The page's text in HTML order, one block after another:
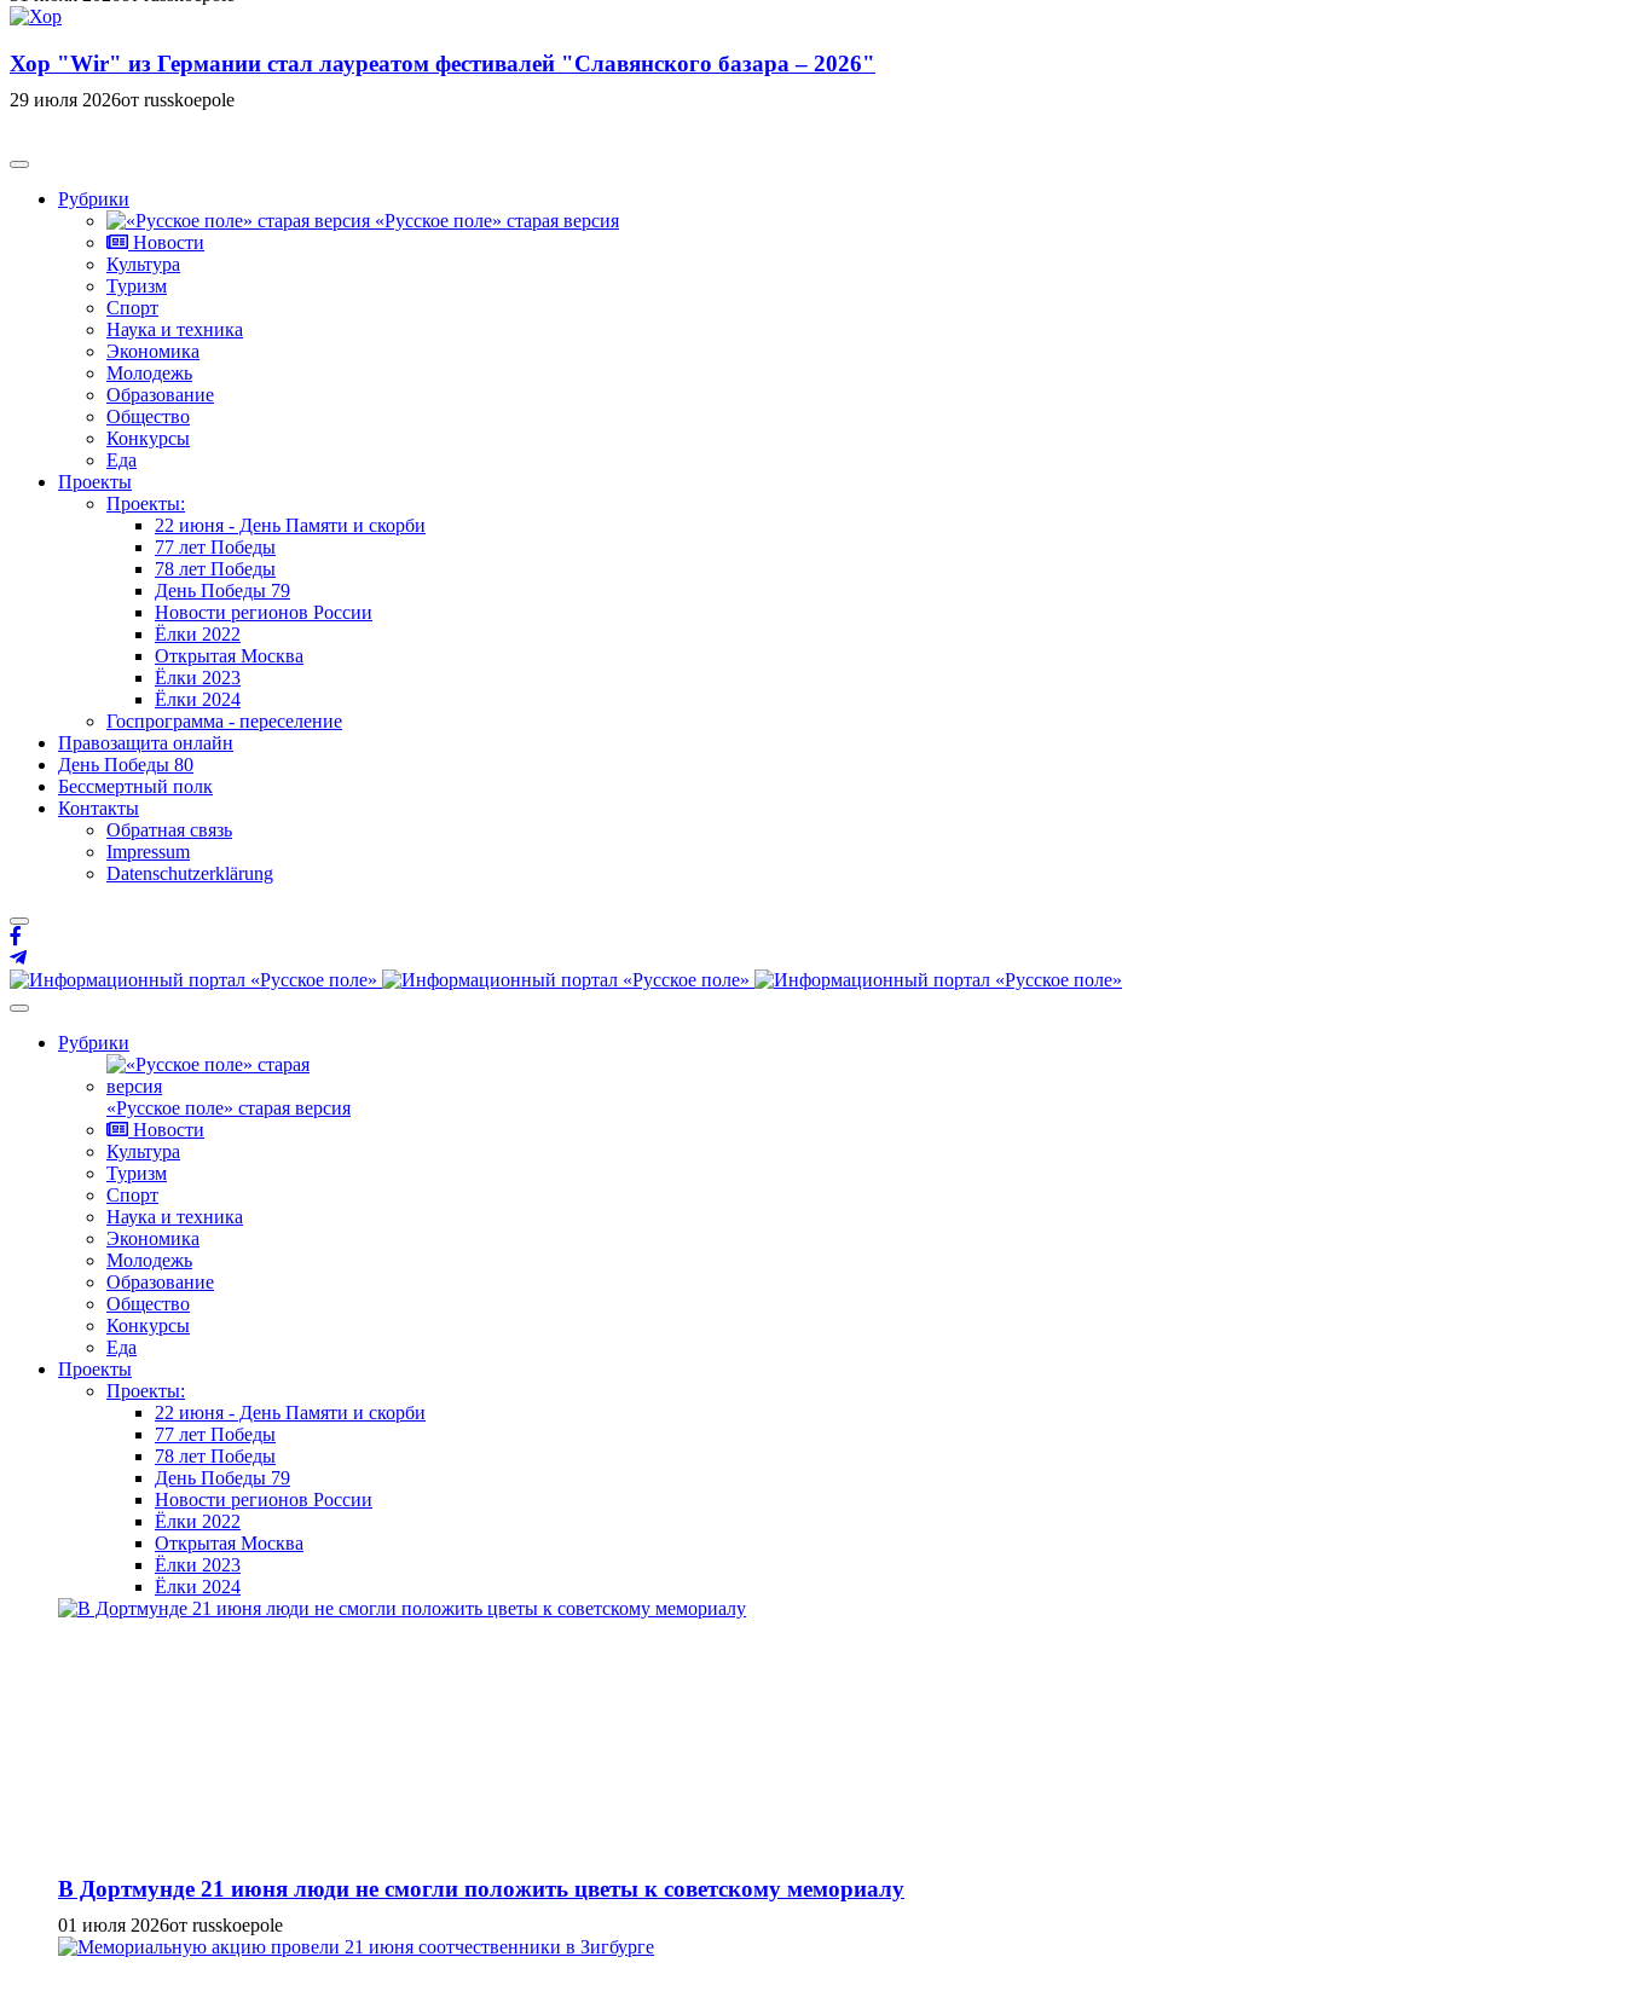
Хор "Wir" из Германии стал лауреатом фестивалей "Славянского базара – 2026"
29 июля 2026от russkoepole
Рубрики
«Русское поле» старая версия
Новости
Культура
Туризм
Спорт
Наука и техника
Экономика
Молодежь
Образование
Общество
Конкурсы
Еда
Проекты
Проекты:
22 июня - День Памяти и скорби
77 лет Победы
78 лет Победы
День Победы 79
Новости регионов России
Ёлки 2022
Открытая Москва
Ёлки 2023
Ёлки 2024
Госпрограмма - переселение
Правозащита онлайн
День Победы 80
Бессмертный полк
Контакты
Обратная связь
Impressum
Datenschutzerklärung
Рубрики
«Русское поле» старая версия
Новости
Культура
Туризм
Спорт
Наука и техника
Экономика
Молодежь
Образование
Общество
Конкурсы
Еда
Проекты
Проекты:
22 июня - День Памяти и скорби
77 лет Победы
78 лет Победы
День Победы 79
Новости регионов России
Ёлки 2022
Открытая Москва
Ёлки 2023
Ёлки 2024
В Дортмунде 21 июня люди не смогли положить цветы к советскому мемориалу
01 июля 2026от russkoepole